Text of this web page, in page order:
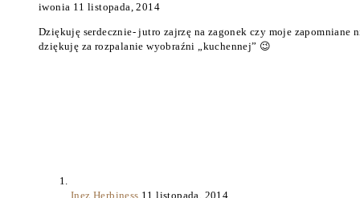
iwonia 11 listopada, 2014
Dziękuję serdecznie- jutro zajrzę na zagonek czy moje zapomniane
dziękuję za rozpalanie wyobraźni „kuchennej” 😉
Inez Herbiness 11 listopada, 2014